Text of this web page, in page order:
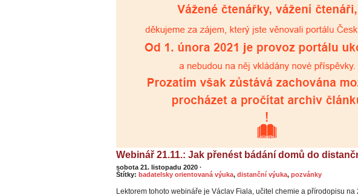
Webinář 21.11.: Jak přenést bádání domů do
sobota 21. listopadu 2020 ·
Štítky: badatelsky orientovaná výuka, distanční výuka, pozvánky
Lektorem tohoto webináře je Václav Fiala, učitel chemie a přírodopisu na